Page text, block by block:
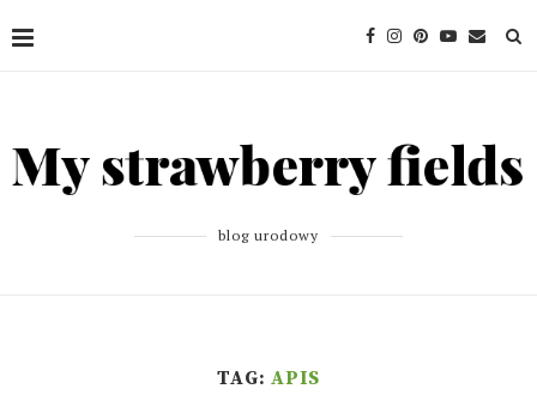
blog urodowy
TAG: APIS